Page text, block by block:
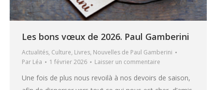
Les bons vœux de 2026. Paul Gamberini
Actualités, Culture, Livres, Nouvelles de Paul Gamberini
Par Léa 1 février 2026 Laisser un commentaire
Une fois de plus nous revoilà à nos devoirs de saison,